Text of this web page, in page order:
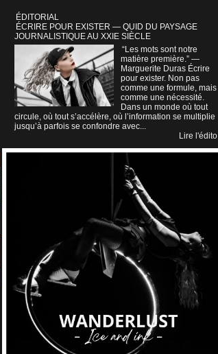
ÉDITORIAL
ÉCRIRE POUR EXISTER — QUID DU PAYSAGE
JOURNALISTIQUE AU XXIE SIÈCLE
“Les mots sont notre
matière première.” —
Marguerite Duras Écrire
pour exister. Non pas
comme une formule, mais
comme une nécessité.
Dans un monde où tout
circule, où tout s’accélère, où l’information se multiplie
jusqu’à parfois se confondre avec...
Lire l'édito